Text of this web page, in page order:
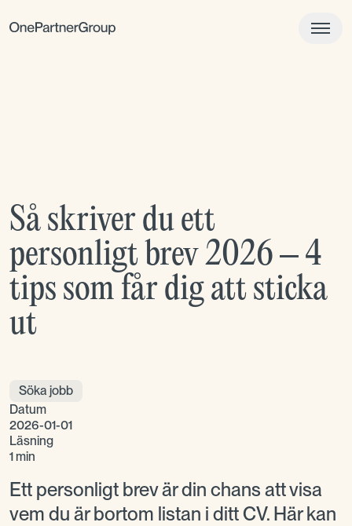
Så skriver du ett
personligt brev 2026 – 4
tips som får dig att sticka
ut
Söka jobb
Datum
2026-01-01
Läsning
1 min
Ett personligt brev är din chans att visa
vem du är bortom listan i ditt CV. Här kan